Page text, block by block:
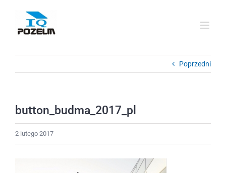
zawartości
Poprzedni
button_budma_2017_pl
2 lutego 2017